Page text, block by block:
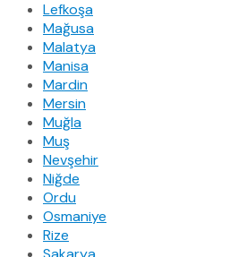
Lefkoşa
Mağusa
Malatya
Manisa
Mardin
Mersin
Muğla
Muş
Nevşehir
Niğde
Ordu
Osmaniye
Rize